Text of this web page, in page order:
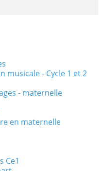
musicale - Cycle 1 et 2
- maternelle
en maternelle
Ce1